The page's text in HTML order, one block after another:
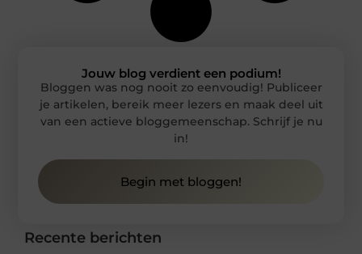
Recente berichten
Jouw blog verdient een podium!
Bloggen was nog nooit zo eenvoudig! Publiceer
je artikelen, bereik meer lezers en maak deel uit
van een actieve bloggemeenschap. Schrijf je nu
in!
Begin met bloggen!